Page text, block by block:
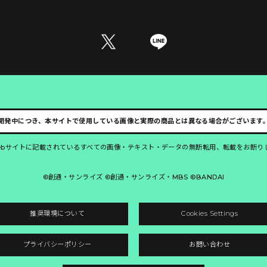
発中につき、本サイトで使用している画像と実際の商品とは異なる場合がございます。
サイトに記載されているすべての画像・テキスト・データの無断転用、転載をお断り
©創通・サンライズ ©創通・サンライズ・MBS ©BANDAI
推奨環境について Cookies Settings
プライバシーポリシー お問い合わせ